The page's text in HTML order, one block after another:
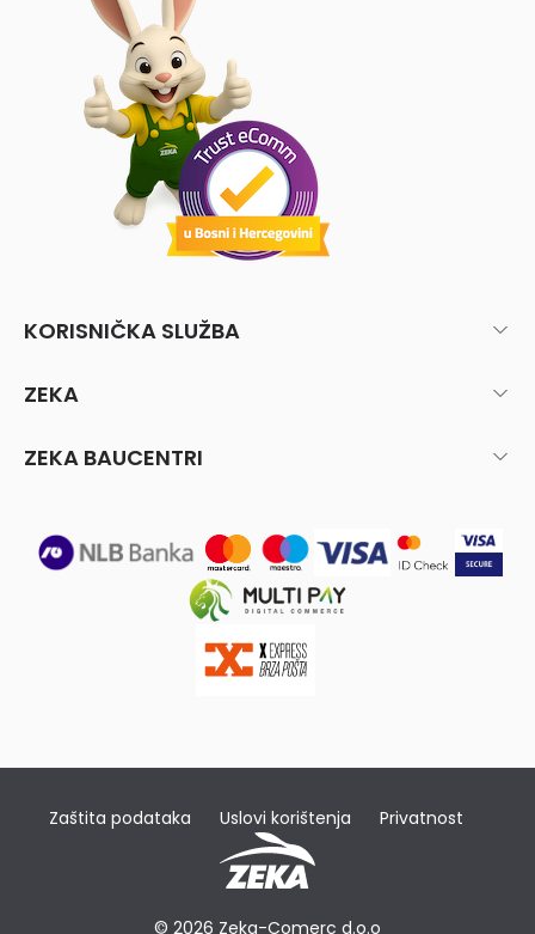
KORISNIČKA SLUŽBA
ZEKA
ZEKA BAUCENTRI
Zaštita podataka Uslovi korištenja Privatnost
© 2026 Zeka-Comerc d.o.o